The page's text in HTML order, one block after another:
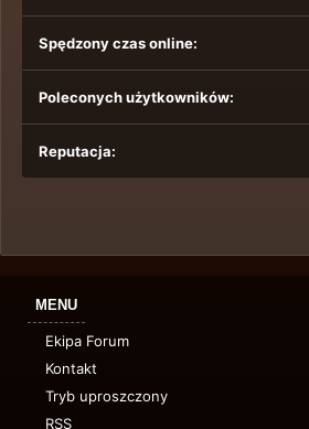
Spędzony czas online:
Poleconych użytkowników:
Reputacja:
MENU
Ekipa Forum
Kontakt
Tryb uproszczony
RSS